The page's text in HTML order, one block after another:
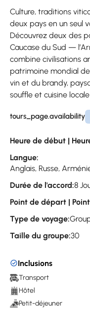
Culture, traditions
deux pays en un seul
Découvrez deux des
Caucase du Sud —
combine civilisations
patrimoine mondial de
vin et du brandy,
souffle et cuisine
tours_page.availability
Heure de début |
Langue:
Anglais, Russe,
Durée de l'accord:8
Point de départ |
Type de voyage:
Taille du groupe:30
Inclusions
Transport
Hôtel
Petit-déjeuner